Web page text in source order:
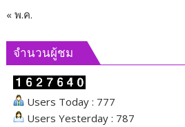
« พ.ค.
จำนวนผู้ชม
Users Today : 777
Users Yesterday : 787